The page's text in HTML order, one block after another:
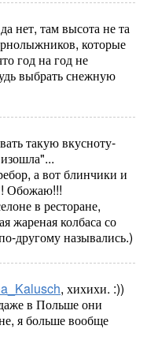
нет, там высота не та
которые
год на год не
выбрать снежную
такую вкусноту-
а вот блинчики и
Обожаю!!!
в ресторане,
жареная колбаса со
другому назывались.)
, хихихи. :))
в Польше они
я больше вообще